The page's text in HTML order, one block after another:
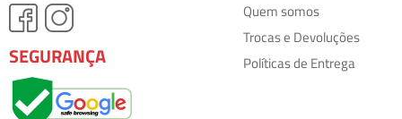
SEGURANÇA
Quem somos
Trocas e Devoluções
Políticas de Entrega